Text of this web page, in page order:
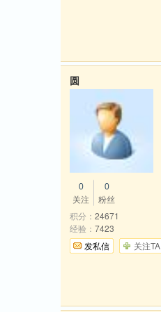
圆
0
关注
0
粉丝
积分： 24671
经验： 7423
发私信
关注TA